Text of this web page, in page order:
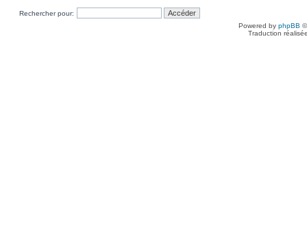
Rechercher pour:
Powered by phpBB
Traduction